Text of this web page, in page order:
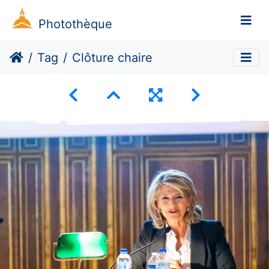
Photothèque
Tag Clôture chaire